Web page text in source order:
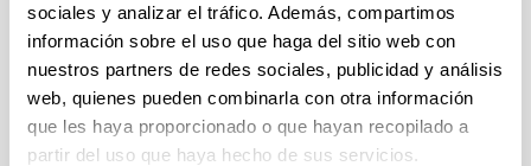
sociales y analizar el tráfico. Además, compartimos
información sobre el uso que haga del sitio web con
nuestros partners de redes sociales, publicidad y análisis
web, quienes pueden combinarla con otra información
que les haya proporcionado o que hayan recopilado a
partir del uso que haya hecho de sus servicios.
Gloiothele olearia – a new name for
a known species (Russulales,
Basidiomycota)